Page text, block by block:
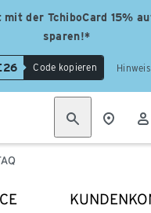
mit der TchiboCard 15%
sparen!*
Code kopieren